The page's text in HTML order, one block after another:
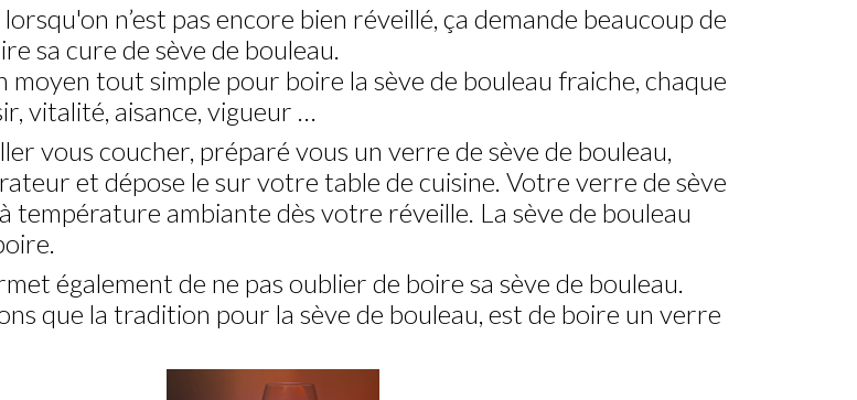
n’est pas encore bien réveillé, ça demande beaucoup de
sa cure de sève de bouleau.
moyen tout simple pour boire la sève de bouleau fraiche, chaque
vitalité, aisance, vigueur …
vous coucher, préparé vous un verre de sève de bouleau,
et dépose le sur votre table de cuisine. Votre verre de sève
température ambiante dès votre réveille. La sève de bouleau
également de ne pas oublier de boire sa sève de bouleau.
que la tradition pour la sève de bouleau, est de boire un verre